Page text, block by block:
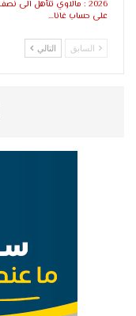
2026 : مالاوي تتأهل الى
على حساب غانا…
السابق التالي